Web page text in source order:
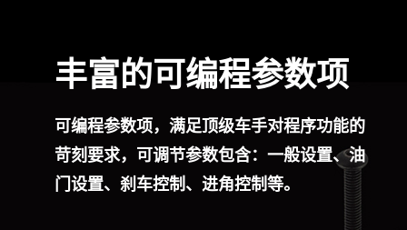
丰富的可编程参数项
可编程参数项，满足顶级车手对程序功能的
苛刻要求，可调节参数包含：一般设置、油
门设置、刹车控制、进角控制等。